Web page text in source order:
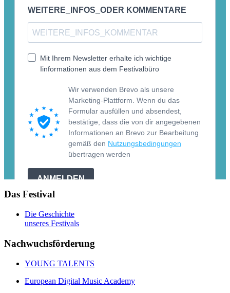
Das Festival
Die Geschichte
unseres Festivals
Nachwuchsförderung
YOUNG TALENTS
European Digital Music Academy